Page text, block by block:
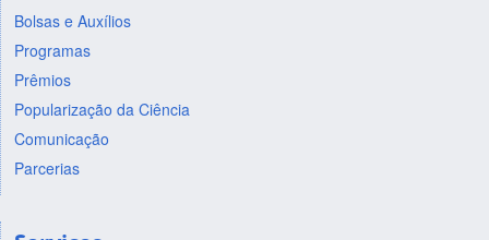
Bolsas e Auxílios
Programas
Prêmios
Popularização da Ciência
Comunicação
Parcerias